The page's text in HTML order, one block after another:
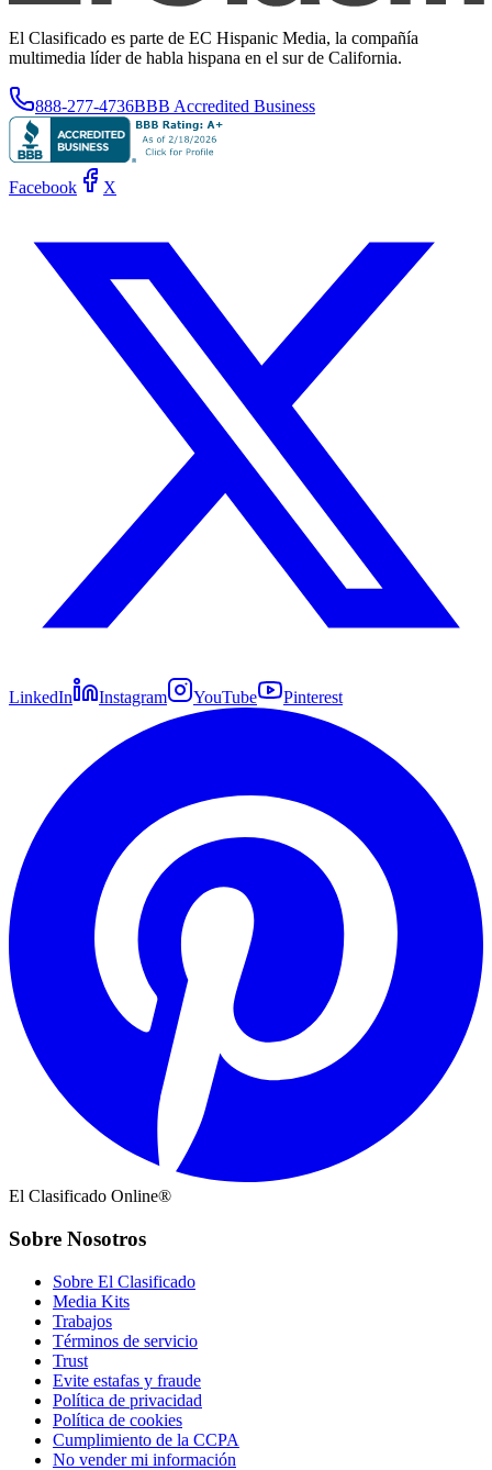
El Clasificado es parte de EC Hispanic Media, la compañía
multimedia líder de habla hispana en el sur de California.
888-277-4736BBB Accredited Business
Facebook X
LinkedIn Instagram YouTube Pinterest
El Clasificado Online®
Sobre Nosotros
Sobre El Clasificado
Media Kits
Trabajos
Términos de servicio
Trust
Evite estafas y fraude
Política de privacidad
Política de cookies
Cumplimiento de la CCPA
No vender mi información